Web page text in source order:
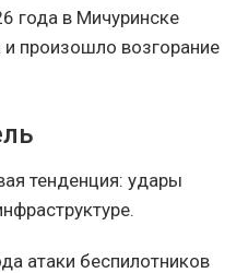
года в Мичуринске
произошло возгорание
тенденция: удары
атаки беспилотников